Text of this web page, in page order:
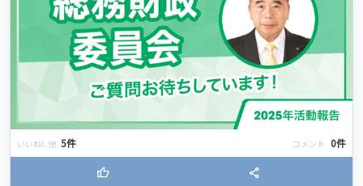
いいね!..他 5件 コメント 0件
thumb_up share